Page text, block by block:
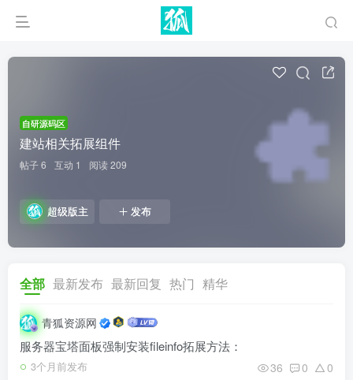
自研源码区
建站相关拓展组件
帖子 6 互动 1 阅读 209
超级版主 发布
全部 最新发布 最新回复 热门 精华
青狐资源网
服务器宝塔面板强制安装fileinfo拓展方法：
3个月前发布 36 0 0